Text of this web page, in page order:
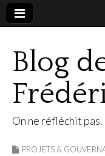
Blog
On ne réfléchit pas.
PROJETS &